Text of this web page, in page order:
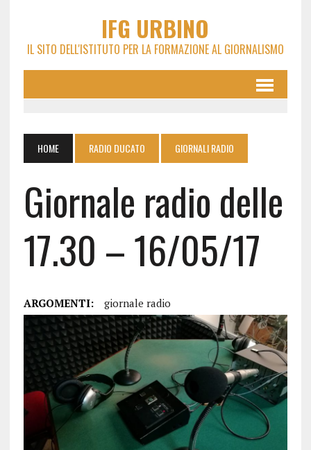
IFG URBINO
IL SITO DELL'ISTITUTO PER LA FORMAZIONE AL GIORNALISMO
HOME RADIO DUCATO GIORNALI RADIO
Giornale radio delle
17.30 – 16/05/17
ARGOMENTI: giornale radio